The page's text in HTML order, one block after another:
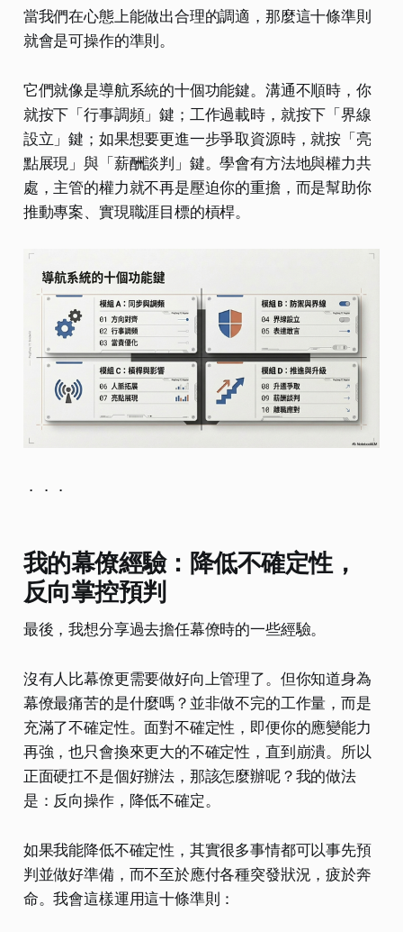
當我們在心態上能做出合理的調適，那麼這十條準則
就會是可操作的準則。
它們就像是導航系統的十個功能鍵。溝通不順時，你
就按下「行事調頻」鍵；工作過載時，就按下「界線
設立」鍵；如果想要更進一步爭取資源時，就按「亮
點展現」與「薪酬談判」鍵。學會有方法地與權力共
處，主管的權力就不再是壓迫你的重擔，而是幫助你
推動專案、實現職涯目標的槓桿。
．．．
我的幕僚經驗：降低不確定性，
反向掌控預判
最後，我想分享過去擔任幕僚時的一些經驗。
沒有人比幕僚更需要做好向上管理了。但你知道身為
幕僚最痛苦的是什麼嗎？並非做不完的工作量，而是
充滿了不確定性。面對不確定性，即便你的應變能力
再強，也只會換來更大的不確定性，直到崩潰。所以
正面硬扛不是個好辦法，那該怎麼辦呢？我的做法
是：反向操作，降低不確定。
如果我能降低不確定性，其實很多事情都可以事先預
判並做好準備，而不至於應付各種突發狀況，疲於奔
命。我會這樣運用這十條準則：